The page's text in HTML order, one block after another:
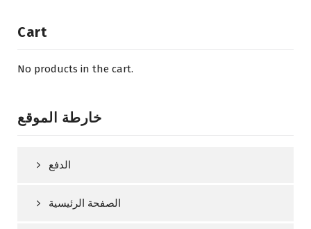
Cart
No products in the cart.
خارطة الموقع
الدفع
الصفحة الرئيسية